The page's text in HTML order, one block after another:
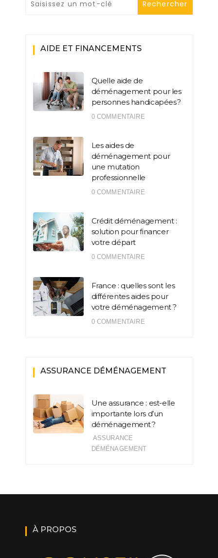
AIDE ET FINANCEMENTS
Quelle aide de
déménagement pour les
personnes handicapées ?
0 COMMENTAIRE
Les aides de
déménagement pour
une mutation
professionnelle
0 COMMENTAIRE
Crédit déménagement :
solution pour financer
votre départ
0 COMMENTAIRE
France : quelles sont les
différentes aides pour
votre déménagement ?
0 COMMENTAIRE
ASSURANCE DÉMÉNAGEMENT
Une assurance : est-elle
importante lors d’un
déménagement ?
ASSURANCE
DÉMÉNAGEMENT
À PROPOS